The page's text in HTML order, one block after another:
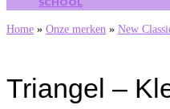
Home » Onze merken » New
Triangel –